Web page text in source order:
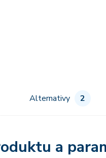
Alternativy 2
a